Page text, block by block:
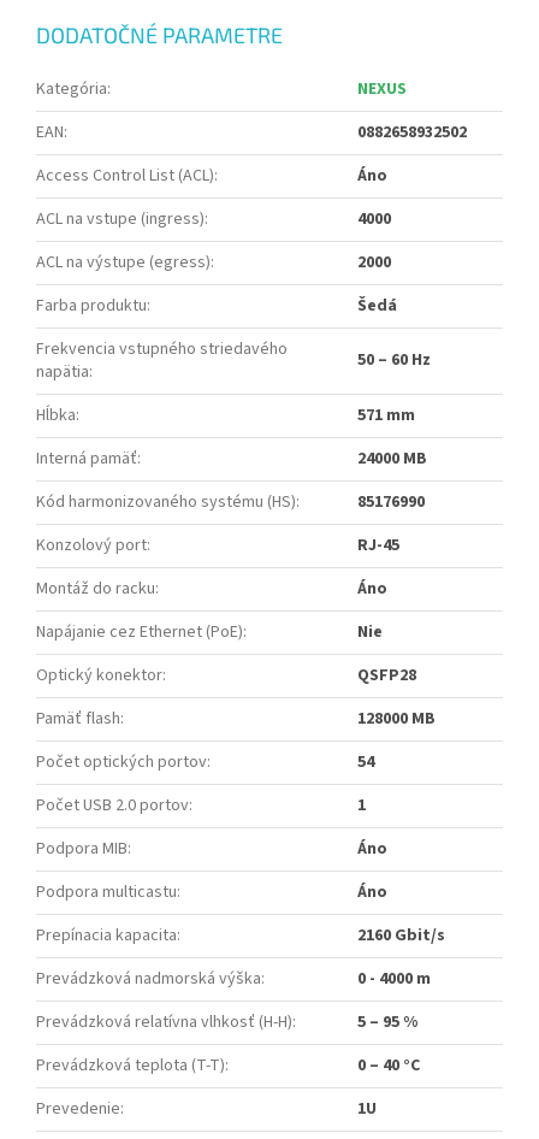
DODATOČNÉ PARAMETRE
Kategória:
NEXUS
EAN:
0882658932502
Access Control List (ACL):
Áno
ACL na vstupe (ingress):
4000
ACL na výstupe (egress):
2000
Farba produktu:
Šedá
Frekvencia vstupného striedavého
napätia: 50 – 60 Hz
Hĺbka:
571 mm
Interná pamäť:
24000 MB
Kód harmonizovaného systému (HS):
85176990
Konzolový port:
RJ-45
Montáž do racku:
Áno
Napájanie cez Ethernet (PoE):
Nie
Optický konektor:
QSFP28
Pamäť flash:
128000 MB
Počet optických portov:
54
Počet USB 2.0 portov:
1
Podpora MIB:
Áno
Podpora multicastu:
Áno
Prepínacia kapacita:
2160 Gbit/s
Prevádzková nadmorská výška:
0 - 4000 m
Prevádzková relatívna vlhkosť (H-H):
5 – 95 %
Prevádzková teplota (T-T):
0 – 40 °C
Prevedenie:
1U